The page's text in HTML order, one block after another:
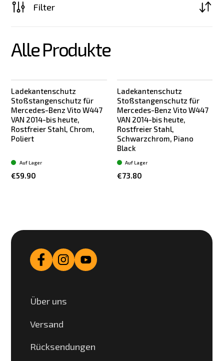
Filter
Alle Produkte
Ladekantenschutz
Stoßstangenschutz für
Mercedes-Benz Vito W447
VAN 2014-bis heute,
Rostfreier Stahl, Chrom,
Poliert
€59.90
Auf Lager
Ladekantenschutz
Stoßstangenschutz für
Mercedes-Benz Vito W447
VAN 2014-bis heute,
Rostfreier Stahl,
Schwarzchrom, Piano
Black
€73.80
Auf Lager
Über uns
Versand
Rücksendungen